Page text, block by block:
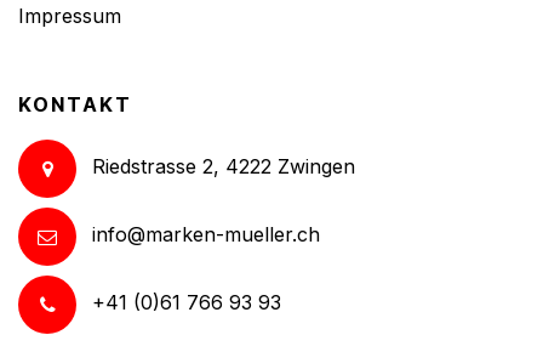
Impressum
KONTAKT
Riedstrasse 2, 4222 Zwingen
info@marken-mueller.ch
+41 (0)61 766 93 93